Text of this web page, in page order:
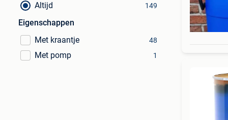
Altijd 149
Eigenschappen
Met kraantje
48
Met pomp 1